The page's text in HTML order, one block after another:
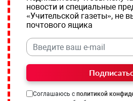
новости и специальные
«Учительской газеты», не
почтового ящика
Соглашаюсь с политикой